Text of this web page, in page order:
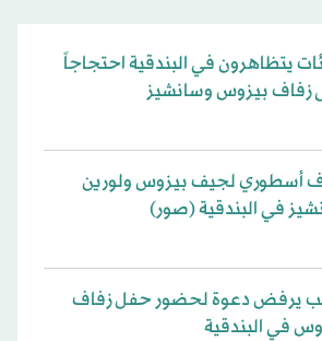
يتظاهرون في البندقية احتجاجاً
زفاف بيزوس وسانشيز
أسطوري لجيف بيزوس ولورين
في البندقية (صور)
يرفض دعوة لحضور حفل زفاف
في البندقية